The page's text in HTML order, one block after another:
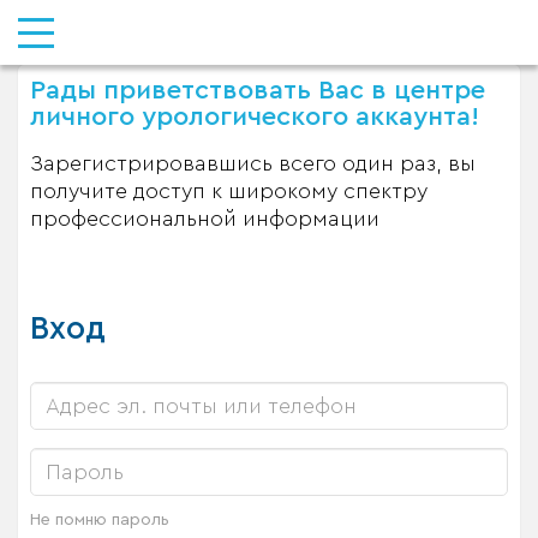
Рады приветствовать Вас в центре
личного урологического аккаунта!
Зарегистрировавшись всего один раз, вы
получите доступ к широкому спектру
профессиональной информации
Вход
Не помню пароль